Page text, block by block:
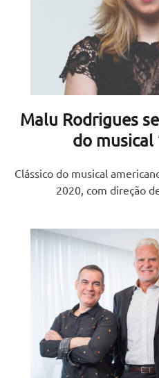
Malu Rodrigues
do musical
Clássico do musical
2020, com direção